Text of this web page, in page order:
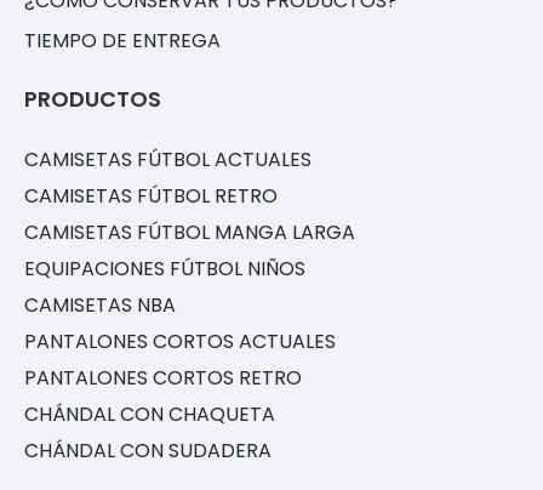
TIEMPO DE ENTREGA
PRODUCTOS
CAMISETAS FÚTBOL ACTUALES
CAMISETAS FÚTBOL RETRO
CAMISETAS FÚTBOL MANGA LARGA
EQUIPACIONES FÚTBOL NIÑOS
CAMISETAS NBA
PANTALONES CORTOS ACTUALES
PANTALONES CORTOS RETRO
CHÁNDAL CON CHAQUETA
CHÁNDAL CON SUDADERA